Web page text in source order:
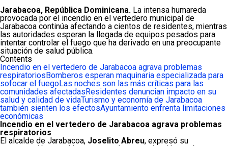
Jarabacoa, República Dominicana. La intensa humareda
provocada por el incendio en el vertedero municipal de
Jarabacoa continúa afectando a cientos de residentes, mientras
las autoridades esperan la llegada de equipos pesados para
intentar controlar el fuego que ha derivado en una preocupante
situación de salud pública.
Contents
Incendio en el vertedero de Jarabacoa agrava problemas
respiratoriosBomberos esperan maquinaria especializada para
sofocar el fuegoLas noches son las más críticas para las
comunidades afectadasResidentes denuncian impacto en su
salud y calidad de vidaTurismo y economía de Jarabacoa
también sienten los efectosAyuntamiento enfrenta limitaciones
económicas
Incendio en el vertedero de Jarabacoa agrava problemas
respiratorios
El alcalde de Jarabacoa, Joselito Abreu, expresó su